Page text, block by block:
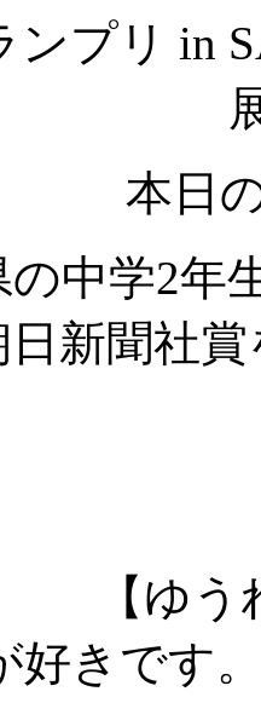
ンプリ in
本日
の中学2年
日新聞社
【ゆ
好きです